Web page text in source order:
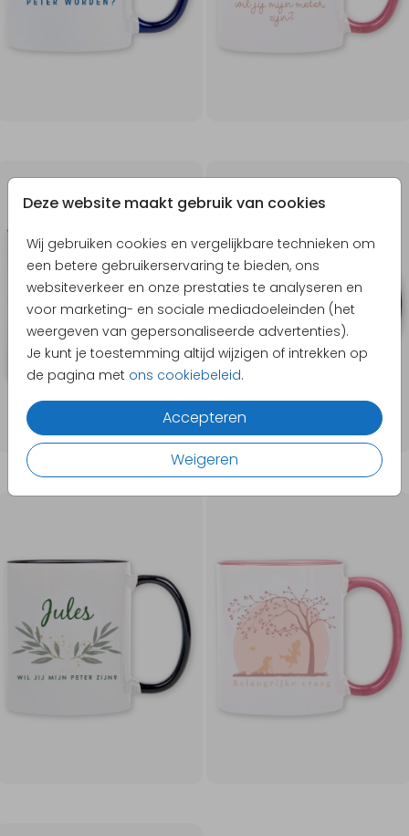
Deze website maakt gebruik van cookies
Wij gebruiken cookies en vergelijkbare technieken om
een betere gebruikerservaring te bieden, ons
websiteverkeer en onze prestaties te analyseren en
voor marketing- en sociale mediadoeleinden (het
weergeven van gepersonaliseerde advertenties).
Je kunt je toestemming altijd wijzigen of intrekken op
de pagina met ons cookiebeleid.
Accepteren
Weigeren